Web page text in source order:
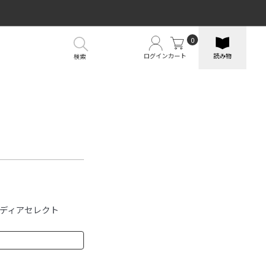
ログインカート
0
読み物
検索
ィアセレクト